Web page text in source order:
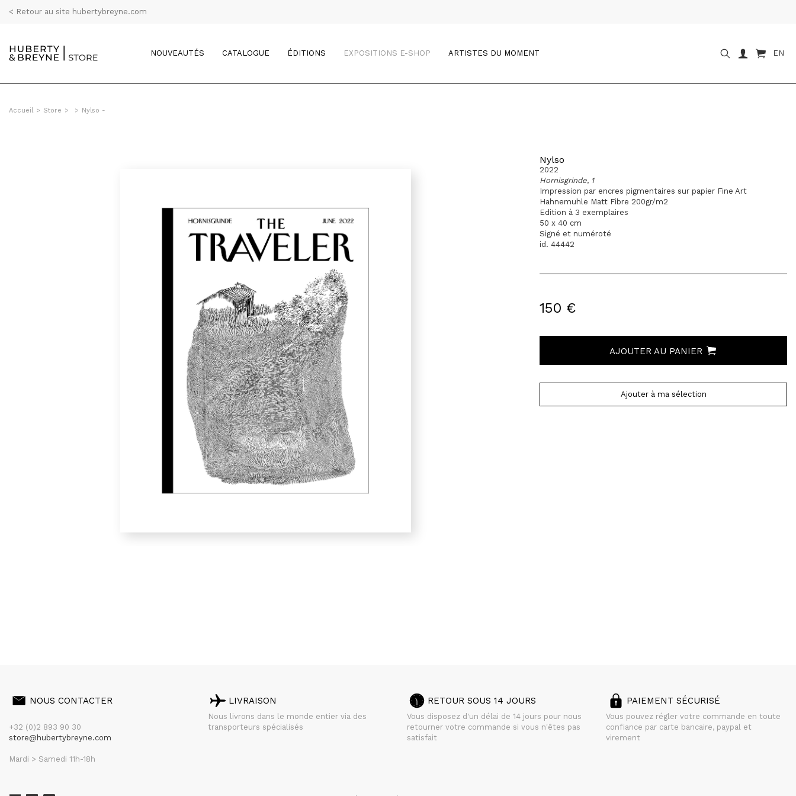
< Retour au site hubertybreyne.com
NOUVEAUTÉS CATALOGUE ÉDITIONS EXPOSITIONS E-SHOP ARTISTES DU MOMENT EN
Accueil > Store > > Nylso -
Nylso
2022
Hornisgrinde, 1
Impression par encres pigmentaires sur papier Fine Art
Hahnemuhle Matt Fibre 200gr/m2
Edition à 3 exemplaires
50 x 40 cm
Signé et numéroté
id. 44442
150 €
AJOUTER AU PANIER
Ajouter à ma sélection
NOUS CONTACTER
+32 (0)2 893 90 30
store@hubertybreyne.com
Mardi > Samedi 11h-18h
LIVRAISON
Nous livrons dans le monde entier via des
transporteurs spécialisés
RETOUR SOUS 14 JOURS
Vous disposez d'un délai de 14 jours pour nous
retourner votre commande si vous n'êtes pas
satisfait
PAIEMENT SÉCURISÉ
Vous pouvez régler votre commande en toute
confiance par carte bancaire, paypal et
virement